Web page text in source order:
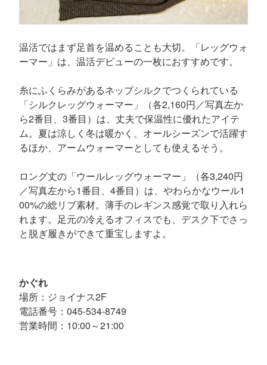
温活ではまず足首を温めることも大切。「レッグウォ
ーマー」は、温活デビューの一枚におすすめです。
糸にふくらみがあるネップシルクでつくられている
「シルクレッグウォーマー」（各2,160円／写真左か
ら2番目、3番目）は、丈夫で保温性に優れたアイテ
ム。夏は涼しく冬は暖かく、オールシーズンで活躍す
るほか、アームウォーマーとしても使えるそう。
ロング丈の「ウールレッグウォーマー」（各3,240円
／写真左から1番目、4番目）は、やわらかなウール1
00%の総リブ素材。薄手のレギンス感覚で取り入れら
れます。足元の冷えるオフィスでも、デスク下でさっ
と脱ぎ履きができて重宝しますよ。
かぐれ
場所：ジョイナス2F
電話番号：045-534-8749
営業時間：10:00～21:00